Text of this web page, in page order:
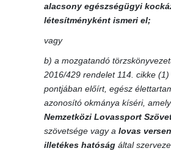
alacsony egészségügyi
létesítményként ismeri el;
vagy
b) a mozgatandó
2016/429 rendelet 114. cikke
pontjában előírt, egész
azonosító okmánya kíséri,
Nemzetközi Lovassport
szövetsége vagy a lovas
illetékes hatóság által